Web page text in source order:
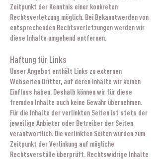
Zeitpunkt der Kenntnis einer konkreten
Rechtsverletzung möglich. Bei Bekanntwerden von
entsprechenden Rechtsverletzungen werden wir
diese Inhalte umgehend entfernen.
Haftung für Links
Unser Angebot enthält Links zu externen
Webseiten Dritter, auf deren Inhalte wir keinen
Einfluss haben. Deshalb können wir für diese
fremden Inhalte auch keine Gewähr übernehmen.
Für die Inhalte der verlinkten Seiten ist stets der
jeweilige Anbieter oder Betreiber der Seiten
verantwortlich. Die verlinkten Seiten wurden zum
Zeitpunkt der Verlinkung auf mögliche
Rechtsverstöße überprüft. Rechtswidrige Inhalte